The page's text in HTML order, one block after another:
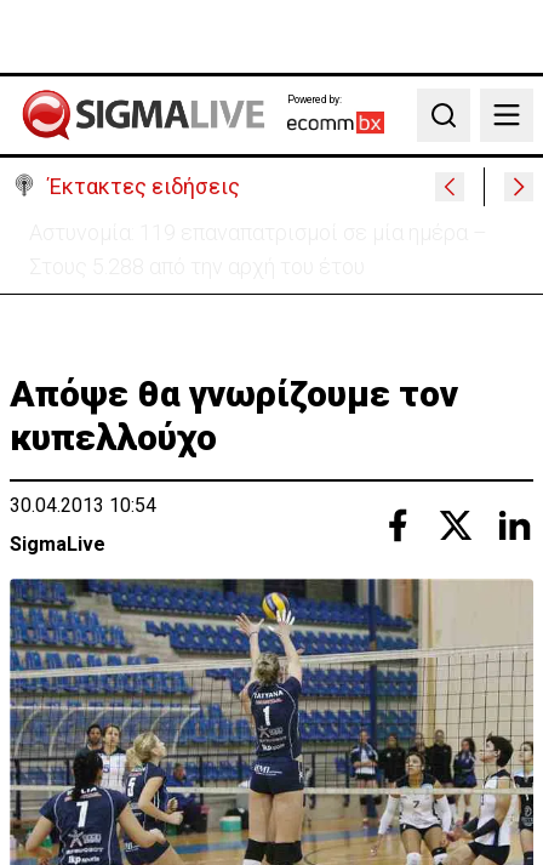
Powered by:
Search
Έκτακτες ειδήσεις
Απόψε θα γνωρίζουμε τον
κυπελλούχο
30.04.2013 10:54
SigmaLive